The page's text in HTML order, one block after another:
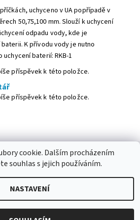
uchyceno v UA popřípadě v
50,75,100 mm. Slouží k uchycení
odpadu vody, kde je
K přívodu vody je nutno
baterií: RKB-1
příspěvek k této položce.
příspěvek k této položce.
osobních údajů Kabel-Design.com
| Betlehemy SK
všechna práva vyhrazena
Vytvořil Shoptet
cookie. Dalším procházením
souhlas s jejich používáním.
NASTAVENÍ